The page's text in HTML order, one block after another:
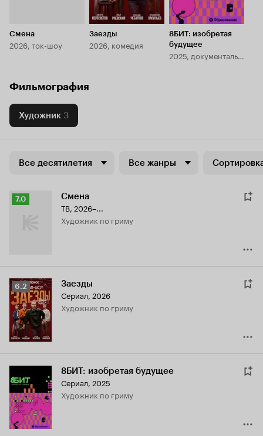
Смена
2026, ток-шоу
Заезды
2026, комедия
8БИТ: изобретая
будущее
2025, документальный
Фильмография
Художник 3
Все десятилетия Все жанры
Рейтинг
7.0 Смена
ТВ, 2026–...
Художник по гриму
Рейтинг
Кинопоиска
6.2
6.2 Заезды
Сериал, 2026
Художник по гриму
8БИТ: изобретая будущее
Сериал, 2025
Художник по гриму